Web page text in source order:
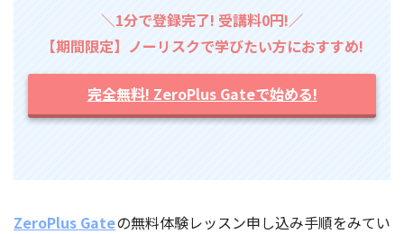
＼1分で登録完了! 受講料0円!／
【期間限定】ノーリスクで学びたい方におすすめ!
完全無料! ZeroPlus Gateで始める!
ZeroPlus Gateの無料体験レッスン申し込み手順をみてい